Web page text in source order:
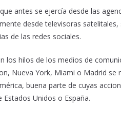
antes se ejercía desde las
desde televisoras
de las redes sociales.
los hilos de los medios de
Nueva York, Miami o Madrid se
buena parte de cuyas
Unidos o España.